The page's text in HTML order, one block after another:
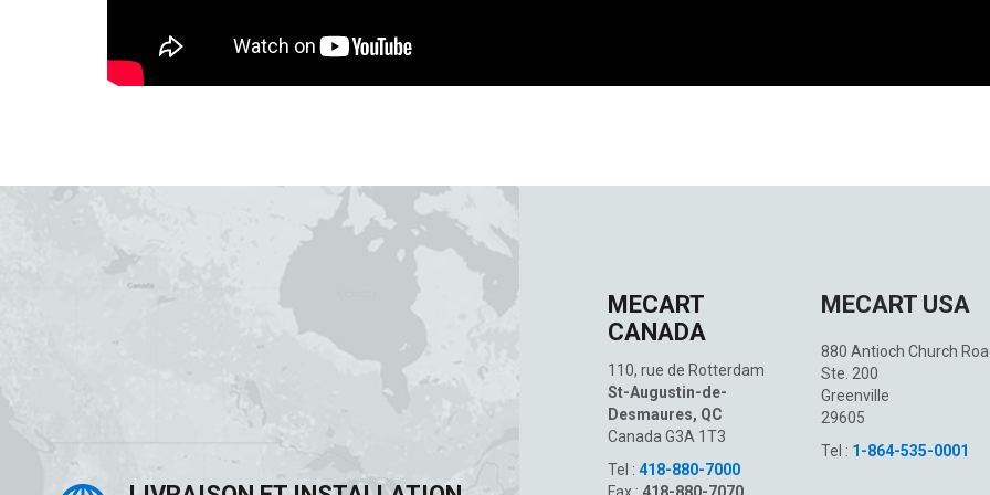
MECART
CANADA
110, rue de Rotterdam
St-Augustin-de-
Desmaures, QC
Canada G3A 1T3
Tel :418-880-7000
MECART USA
880 Antioch Church
Ste. 200
Greenville
29605
Tel : 1-864-535-0001